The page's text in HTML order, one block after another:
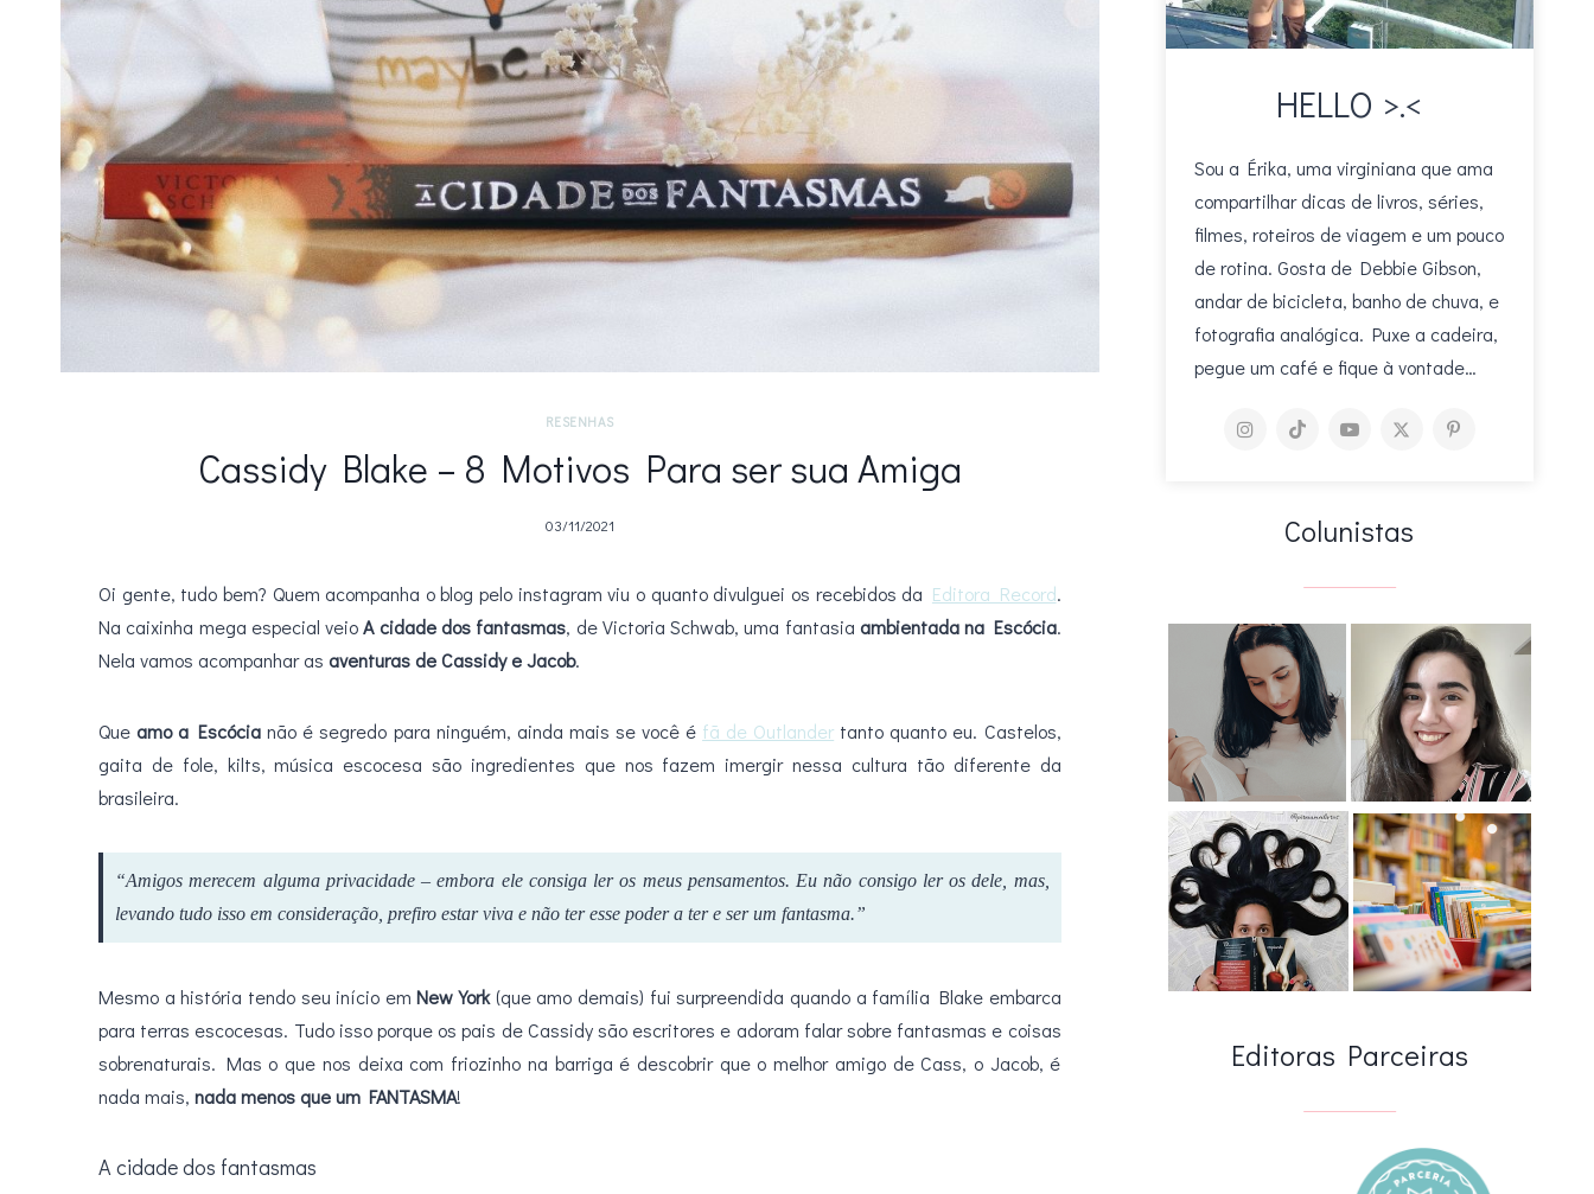
RESENHAS
Cassidy Blake – 8 Motivos Para ser sua Amiga
03/11/2021
Oi gente, tudo bem? Quem acompanha o blog pelo instagram viu o quanto divulguei os recebidos da Editora Record.
Na caixinha mega especial veioA cidade dos fantasmas, de Victoria Schwab, uma fantasia ambientada na Escócia.
Nela vamos acompanhar as aventuras de Cassidy e Jacob.
Que amo a Escócia não é segredo para ninguém, ainda mais se você é fã de Outlander tanto quanto eu. Castelos,
gaita de fole, kilts, música escocesa são ingredientes que nos fazem imergir nessa cultura tão diferente da
brasileira.
“Amigos merecem alguma privacidade – embora ele consiga ler os meus pensamentos. Eu não consigo ler os dele, mas,
levando tudo isso em consideração, prefiro estar viva e não ter esse poder a ter e ser um fantasma.”
Mesmo a história tendo seu início emNew York(que amo demais) fui surpreendida quando a família Blake embarca
para terras escocesas. Tudo isso porque os pais de Cassidy são escritores e adoram falar sobre fantasmas e coisas
sobrenaturais. Mas o que nos deixa com friozinho na barriga é descobrir que o melhor amigo de Cass, o Jacob, é
nada mais, nada menos que um FANTASMA!
A cidade dos fantasmas
HELLO >.<
Sou a Érika, uma virginiana que ama
compartilhar dicas de livros, séries,
filmes, roteiros de viagem e um pouco
de rotina. Gosta de Debbie Gibson,
andar de bicicleta, banho de chuva, e
fotografia analógica. Puxe a cadeira,
pegue um café e fique à vontade…
Colunistas
Editoras Parceiras